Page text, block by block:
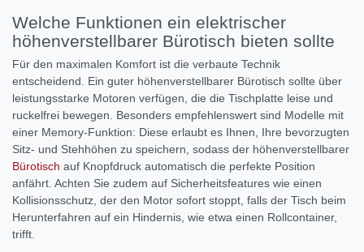
Welche Funktionen ein elektrischer
höhenverstellbarer Bürotisch bieten sollte
Für den maximalen Komfort ist die verbaute Technik
entscheidend. Ein guter höhenverstellbarer Bürotisch sollte über
leistungsstarke Motoren verfügen, die die Tischplatte leise und
ruckelfrei bewegen. Besonders empfehlenswert sind Modelle mit
einer Memory-Funktion: Diese erlaubt es Ihnen, Ihre bevorzugten
Sitz- und Stehhöhen zu speichern, sodass der höhenverstellbarer
Bürotisch auf Knopfdruck automatisch die perfekte Position
anfährt. Achten Sie zudem auf Sicherheitsfeatures wie einen
Kollisionsschutz, der den Motor sofort stoppt, falls der Tisch beim
Herunterfahren auf ein Hindernis, wie etwa einen Rollcontainer,
trifft.